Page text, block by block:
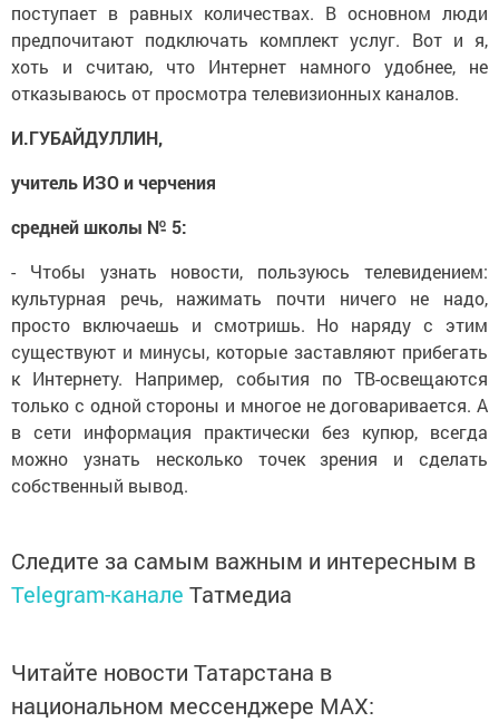
поступает в равных количествах. В основном люди
предпочитают подключать комплект услуг. Вот и я,
хоть и считаю, что Интернет намного удобнее, не
отказываюсь от просмотра телевизионных каналов.
И.ГУБАЙДУЛЛИН,
учитель ИЗО и черчения
средней школы № 5:
- Чтобы узнать новости, пользуюсь телевидением:
культурная речь, нажимать почти ничего не надо,
просто включаешь и смотришь. Но наряду с этим
существуют и минусы, которые заставляют прибегать
к Интернету. Например, события по ТВ-освещаются
только с одной стороны и многое не договаривается. А
в сети информация практически без купюр, всегда
можно узнать несколько точек зрения и сделать
собственный вывод.
Следите за самым важным и интересным в
Telegram-канале Татмедиа
Читайте новости Татарстана в
национальном мессенджере MАХ: